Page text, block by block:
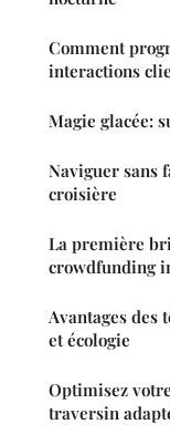
Comment
interactions
Magie glacée:
Naviguer sans
croisière
La première
crowdfunding
Avantages des
et écologie
Optimisez
traversin